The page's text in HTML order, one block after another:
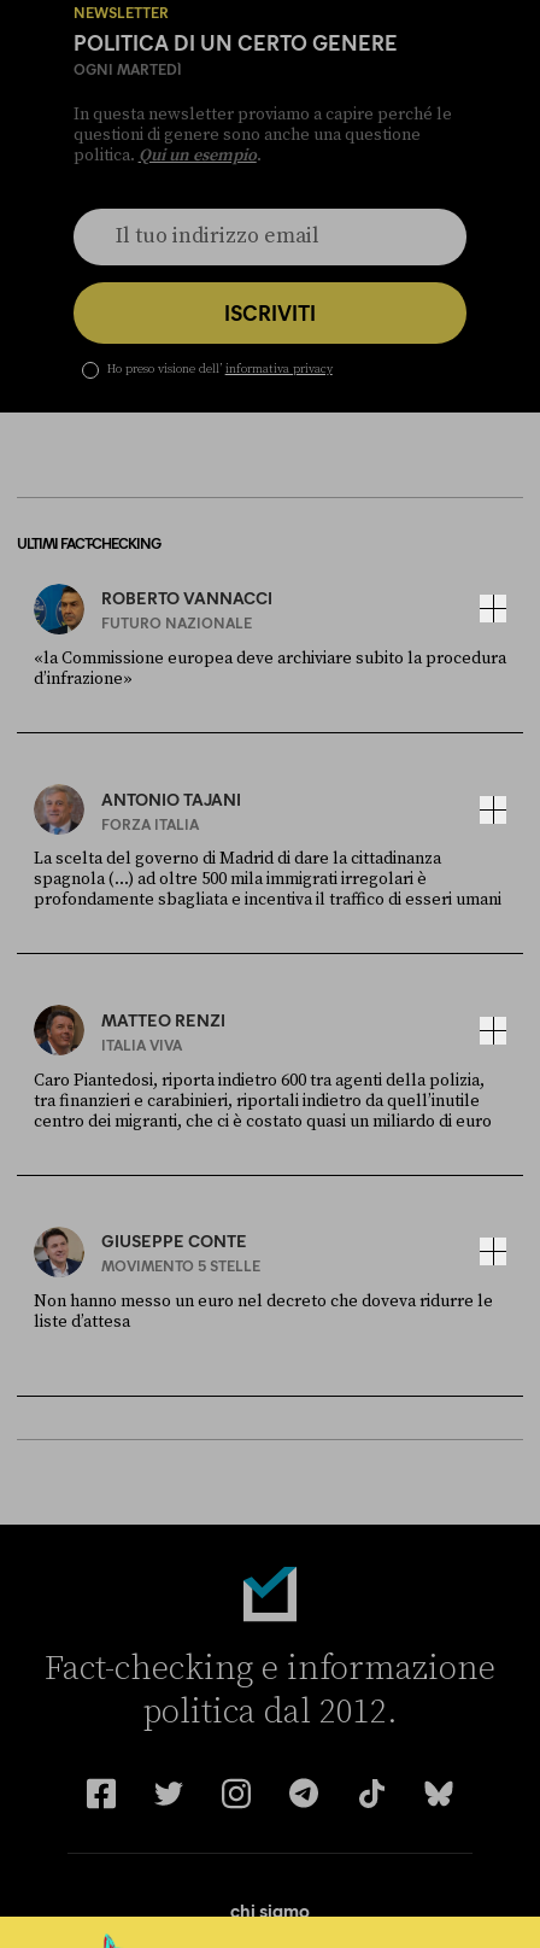
NEWSLETTER
POLITICA DI UN CERTO GENERE
OGNI MARTEDÌ
In questa newsletter proviamo a capire perché le
questioni di genere sono anche una questione
politica. Qui un esempio.
ISCRIVITI
Ho preso visione dell’ informativa privacy
ULTIMI FACT-CHECKING
ROBERTO VANNACCI
FUTURO NAZIONALE
«la Commissione europea deve archiviare subito la procedura
d’infrazione»
ANTONIO TAJANI
FORZA ITALIA
La scelta del governo di Madrid di dare la cittadinanza
spagnola (...) ad oltre 500 mila immigrati irregolari è
profondamente sbagliata e incentiva il traffico di esseri umani
MATTEO RENZI
ITALIA VIVA
Caro Piantedosi, riporta indietro 600 tra agenti della polizia,
tra finanzieri e carabinieri, riportali indietro da quell’inutile
centro dei migranti, che ci è costato quasi un miliardo di euro
GIUSEPPE CONTE
MOVIMENTO 5 STELLE
Non hanno messo un euro nel decreto che doveva ridurre le
liste d’attesa
Fact-checking e informazione
politica dal 2012.
chi siamo